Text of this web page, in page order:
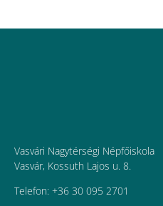
Vasvári Nagytérségi Népfőiskola
Vasvár, Kossuth Lajos u. 8.
Telefon: +36 30 095 2701